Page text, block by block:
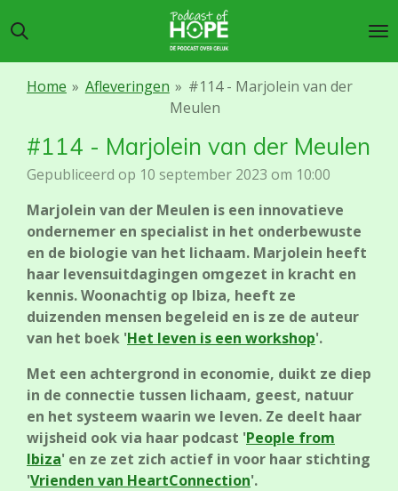
direct
naar
Home » Afleveringen » #114 - Marjolein van der
Meulen
#114 - Marjolein van der Meulen
Gepubliceerd op 10 september 2023 om 10:00
Marjolein van der Meulen is een innovatieve
ondernemer en specialist in het onderbewuste
en de biologie van het lichaam. Marjolein heeft
haar levensuitdagingen omgezet in kracht en
kennis. Woonachtig op Ibiza, heeft ze
duizenden mensen begeleid en is ze de auteur
van het boek 'Het leven is een workshop'.
Met een achtergrond in economie, duikt ze diep
in de connectie tussen lichaam, geest, natuur
en het systeem waarin we leven. Ze deelt haar
wijsheid ook via haar podcast 'People from
Ibiza' en ze zet zich actief in voor haar stichting
'Vrienden van HeartConnection'.